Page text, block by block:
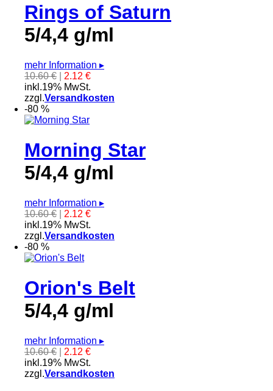
Rings of Saturn
5/4,4 g/ml
mehr Information ▸
10.60 €
2.12 €
inkl.19% MwSt.
zzgl.Versandkosten
-80 %
Morning Star
5/4,4 g/ml
mehr Information ▸
10.60 €
2.12 €
inkl.19% MwSt.
zzgl.Versandkosten
-80 %
Orion's Belt
5/4,4 g/ml
mehr Information ▸
10.60 €
2.12 €
inkl.19% MwSt.
zzgl.Versandkosten